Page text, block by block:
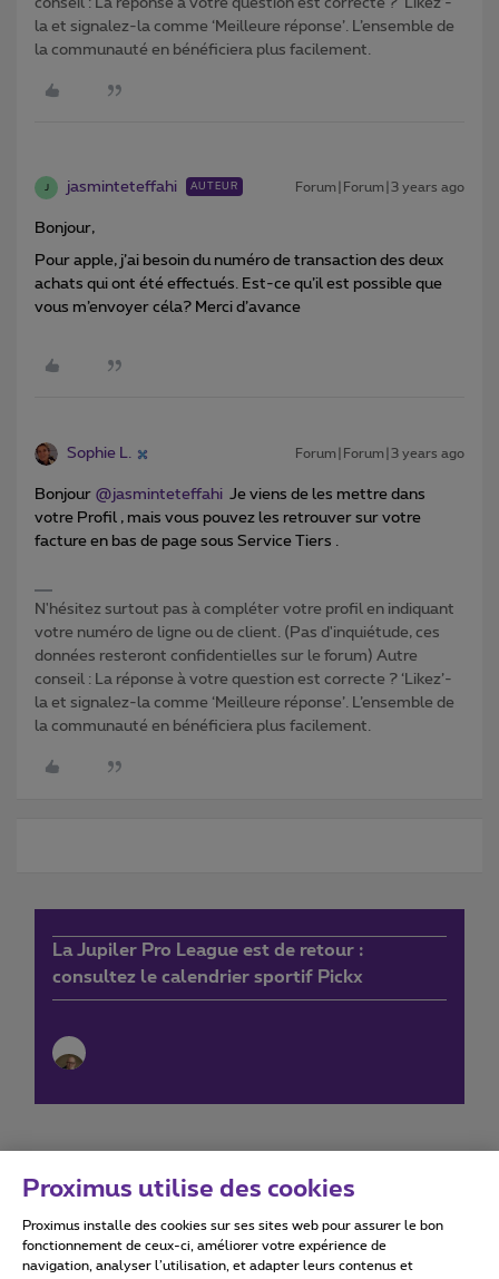
conseil : La réponse à votre question est correcte ? ‘Likez’-
la et signalez-la comme ‘Meilleure réponse’. L’ensemble de
la communauté en bénéficiera plus facilement.
jasminteteffahi AUTEUR Forum|Forum|3 years ago
Bonjour,
Pour apple, j’ai besoin du numéro de transaction des deux
achats qui ont été effectués. Est-ce qu’il est possible que
vous m’envoyer céla? Merci d’avance
Sophie L. Forum|Forum|3 years ago
Bonjour @jasminteteffahi Je viens de les mettre dans
votre Profil , mais vous pouvez les retrouver sur votre
facture en bas de page sous Service Tiers .
N'hésitez surtout pas à compléter votre profil en indiquant
votre numéro de ligne ou de client. (Pas d'inquiétude, ces
données resteront confidentielles sur le forum) Autre
conseil : La réponse à votre question est correcte ? ‘Likez’-
la et signalez-la comme ‘Meilleure réponse’. L’ensemble de
la communauté en bénéficiera plus facilement.
La Jupiler Pro League est de retour :
consultez le calendrier sportif Pickx
Conditions d'utilisation Accessibility statement
Proximus utilise des cookies
Proximus installe des cookies sur ses sites web pour assurer le bon
fonctionnement de ceux-ci, améliorer votre expérience de
navigation, analyser l’utilisation, et adapter leurs contenus et